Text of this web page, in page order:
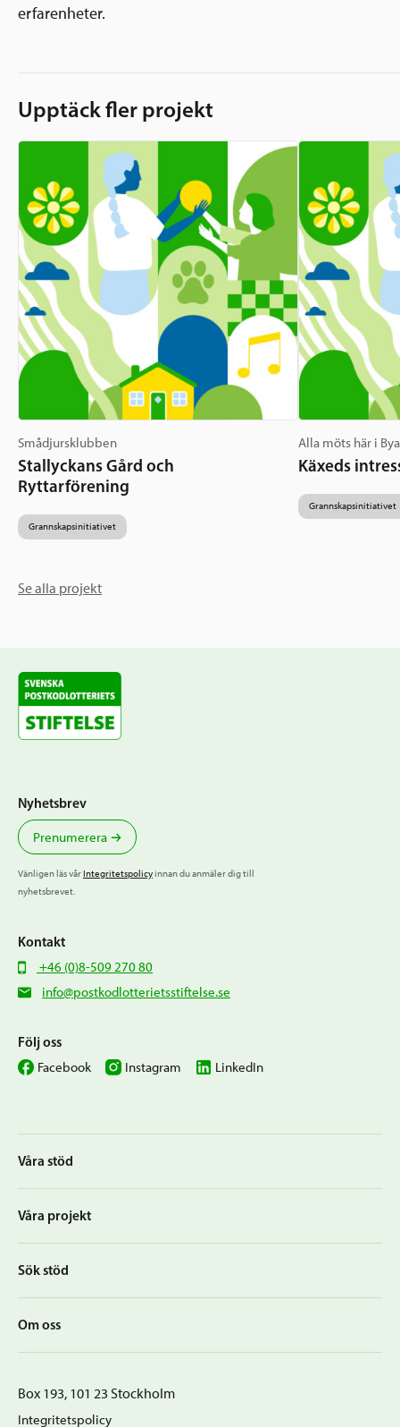
erfarenheter.
Upptäck fler projekt
Smådjursklubben
Stallyckans Gård och
Ryttarförening
Grannskapsinitiativet
Alla möts här i
Käxeds
Grannskapsinitiativet
Se alla projekt
Våra stöd
Våra projekt
Sök stöd
Om oss
Nyhetsbrev
Prenumerera
Vänligen läs vårIntegritetspolicyinnan du anmäler dig till
nyhetsbrevet.
Kontakt
+46 (0)8-509 270 80
info@postkodlotterietsstiftelse.se
Följ oss
Facebook Instagram LinkedIn
Box 193, 101 23 Stockholm
Integritetspolicy